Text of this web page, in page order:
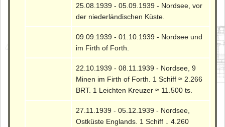
25.08.1939 - 05.09.1939 - Nordsee, vor
der niederländischen Küste.
09.09.1939 - 01.10.1939 - Nordsee und
im Firth of Forth.
22.10.1939 - 08.11.1939 - Nordsee, 9
Minen im Firth of Forth. 1 Schiff ≈ 2.266
BRT. 1 Leichten Kreuzer ≈ 11.500 ts.
27.11.1939 - 05.12.1939 - Nordsee,
Ostküste Englands. 1 Schiff ↓ 4.260